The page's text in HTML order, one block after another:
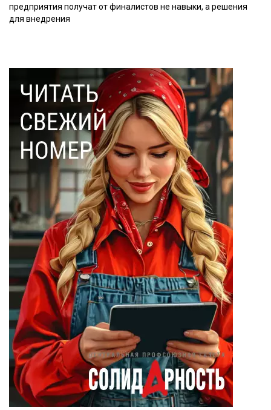
предприятия получат от финалистов не навыки, а решения
для внедрения